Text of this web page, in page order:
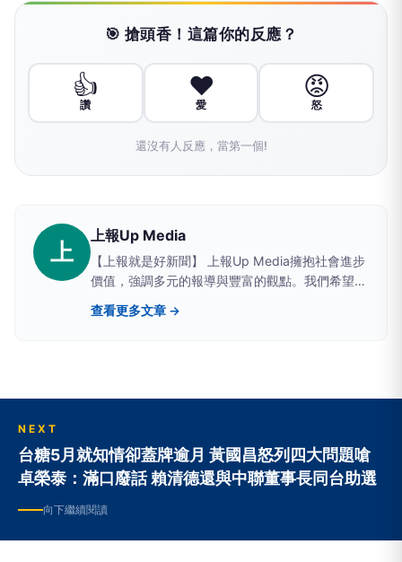
🎯 搶頭香！這篇你的反應？
👍
讚
❤️
愛
😡
怒
還沒有人反應，當第一個!
上
上報Up Media
【上報就是好新聞】 上報Up Media擁抱社會進步
價值，強調多元的報導與豐富的觀點。我們希望提
供讀者具有深度、廣度的原生新聞。
查看更多文章 →
NEXT
台糖5月就知情卻蓋牌逾月 黃國昌怒列四大問題嗆
卓榮泰：滿口廢話 賴清德還與中聯董事長同台助選
向下繼續閱讀